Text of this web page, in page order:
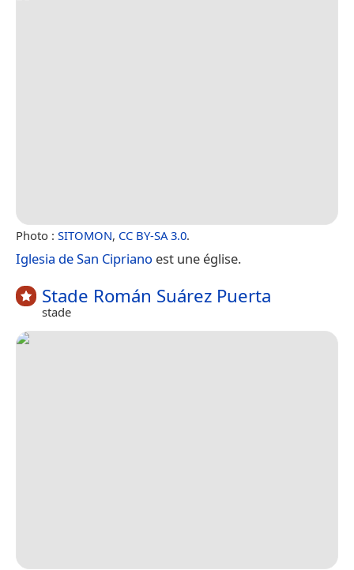
Photo : SITOMON, CC BY-SA 3.0.
Iglesia de San Cipriano est une église.
Stade Román Suárez Puerta
stade